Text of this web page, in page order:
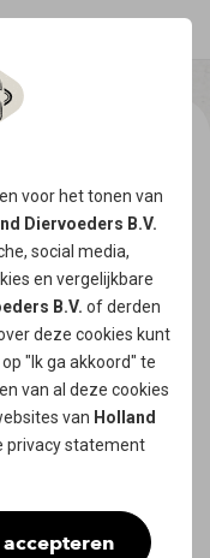
voor het tonen van
Diervoeders B.V.
social media,
en vergelijkbare
B.V. of derden
deze cookies kunt
op "Ik ga akkoord" te
van al deze cookies
van Holland
privacy statement